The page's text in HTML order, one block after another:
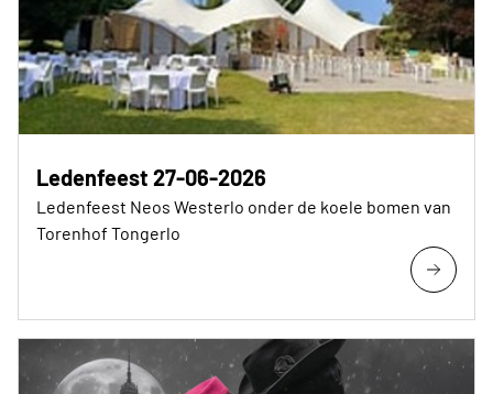
Ledenfeest 27-06-2026
Ledenfeest Neos Westerlo onder de koele bomen van
Torenhof Tongerlo